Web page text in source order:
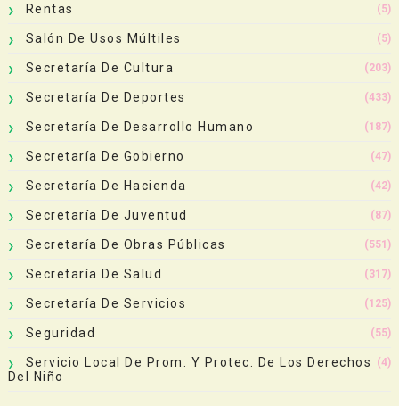
Rentas (5)
Salón De Usos Múltiles (5)
Secretaría De Cultura (203)
Secretaría De Deportes (433)
Secretaría De Desarrollo Humano (187)
Secretaría De Gobierno (47)
Secretaría De Hacienda (42)
Secretaría De Juventud (87)
Secretaría De Obras Públicas (551)
Secretaría De Salud (317)
Secretaría De Servicios (125)
Seguridad (55)
Servicio Local De Prom. Y Protec. De Los Derechos
Del Niño
(4)